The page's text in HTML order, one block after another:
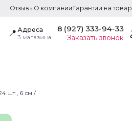
ОтзывыО компанииГарантии на товар
📍 Адреса
3 магазина
8 (927) 333-94-33
Заказать звонок
шт., 6 см /